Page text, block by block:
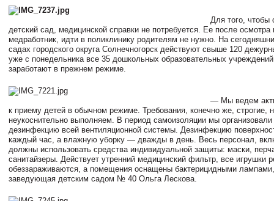
Для того, чтобы
детский сад, медицинской справки не потребуется. Ее после
медработник, идти в поликлинику родителям не нужно. На
садах городского округа Солнечногорск действуют свыше 120
уже с понедельника все 35 дошкольных образовательных
заработают в прежнем режиме.
— Мы ведем
к приему детей в обычном режиме. Требования, конечно же, строгие,
неукоснительно выполняем. В период самоизоляции мы организовали
дезинфекцию всей вентиляционной системы. Дезинфекцию
каждый час, а влажную уборку — дважды в день. Весь персонал,
должны использовать средства индивидуальной защиты: маски,
санитайзеры. Действует утренний медицинский фильтр, все игрушки
обеззараживаются, а помещения оснащены бактерицидными
заведующая детским садом № 40 Ольга Лескова.